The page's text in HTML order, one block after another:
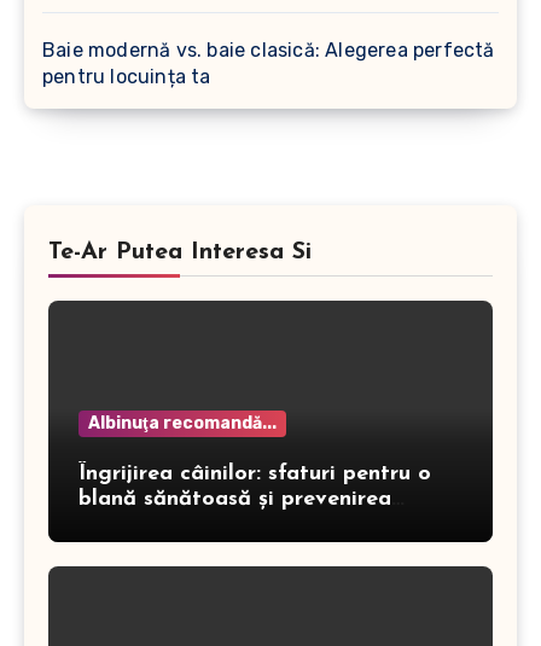
Baie modernă vs. baie clasică: Alegerea perfectă
pentru locuința ta
Te-Ar Putea Interesa Si
Albinuţa recomandă...
Îngrijirea câinilor: sfaturi pentru o
blană sănătoasă și prevenirea